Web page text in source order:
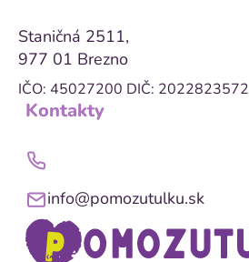
Staničná 2511,
977 01 Brezno
IČO: 45027200 DIČ: 2022823572
Kontakty
info@pomozutulku.sk